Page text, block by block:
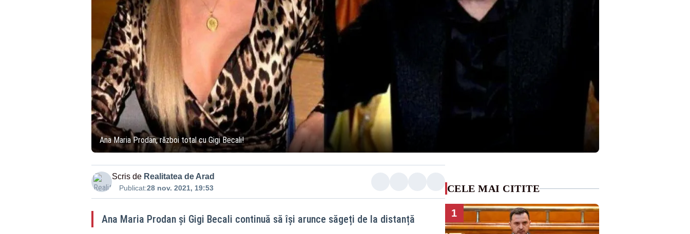
Ana Maria Prodan, război total cu Gigi Becali!
Scris de Realitatea de Arad
Publicat:28 nov. 2021, 19:53
Ana Maria Prodan și Gigi Becali continuă să își arunce săgeți de la distanță
CELE MAI CITITE
1